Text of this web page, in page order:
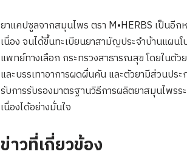
ยาแคปซูลจากสมุนไพร ตรา M•HERBS เป็นอี
เนื่อง จนได้ขึ้นทะเบียนยาสามัญประจำบ้านแผ
แพทย์ทางเลือก กระทรวงสาธารณสุข โดยในตั
และบรรเทาอาการผดผื่นคัน และตัวยามีส่วนป
รับการรับรองมาตรฐานวิธีการผลิตยาสมุนไพร
เนื่องได้อย่างมั่นใจ
ข่าวที่เกี่ยวข้อง